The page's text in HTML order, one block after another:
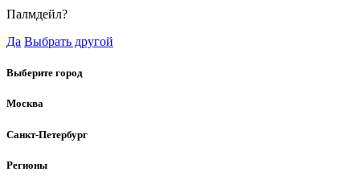
Палмдейл?
Да Выбрать другой
Выберите город
Москва
Санкт-Петербург
Регионы